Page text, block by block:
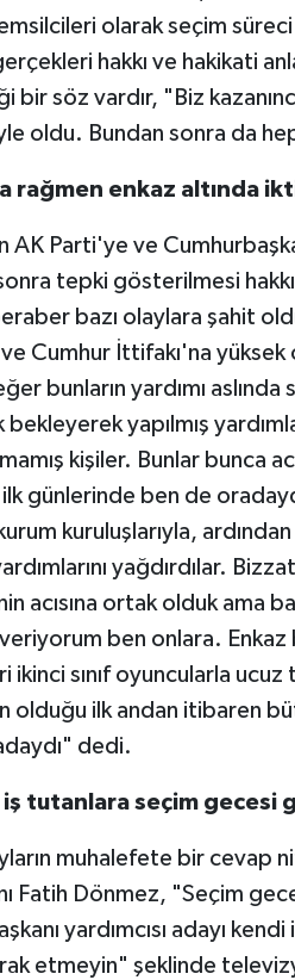
olarak seçim
hakkı ve hakikati
bir söz vardır, "Biz
oldu. Bundan sonra da
rağmen enkaz altında
AK Parti'ye ve
tepki gösterilmesi
bazı olaylara şahit
ve Cumhur İttifakı'na
bunların yardımı aslında
bekleyerek yapılmış
kişiler. Bunlar bunca
günlerinde ben de
kuruluşlarıyla,
yağdırdılar.
acısına ortak olduk ama
veriyorum ben onlara.
ikinci sınıf oyuncularla
ilk andan itibaren
dedi.
tutanlara seçim gecesi
muhalefete bir cevap
Fatih Dönmez, "Seçim
yardımcısı adayı
etmeyin" şeklinde